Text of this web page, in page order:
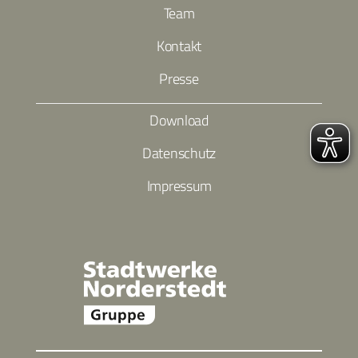
Team
Kontakt
Presse
Download
Datenschutz
Impressum